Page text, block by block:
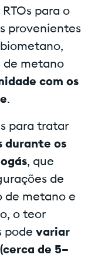
para o
provenientes
de metano
com os
.
para tratar
durante os
, que
de
de metano e
o teor
pode variar
de 5–